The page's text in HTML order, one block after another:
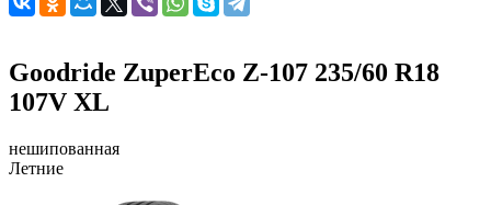
Goodride ZuperEco Z-107 235/60 R18
107V XL
нешипованная
Летние